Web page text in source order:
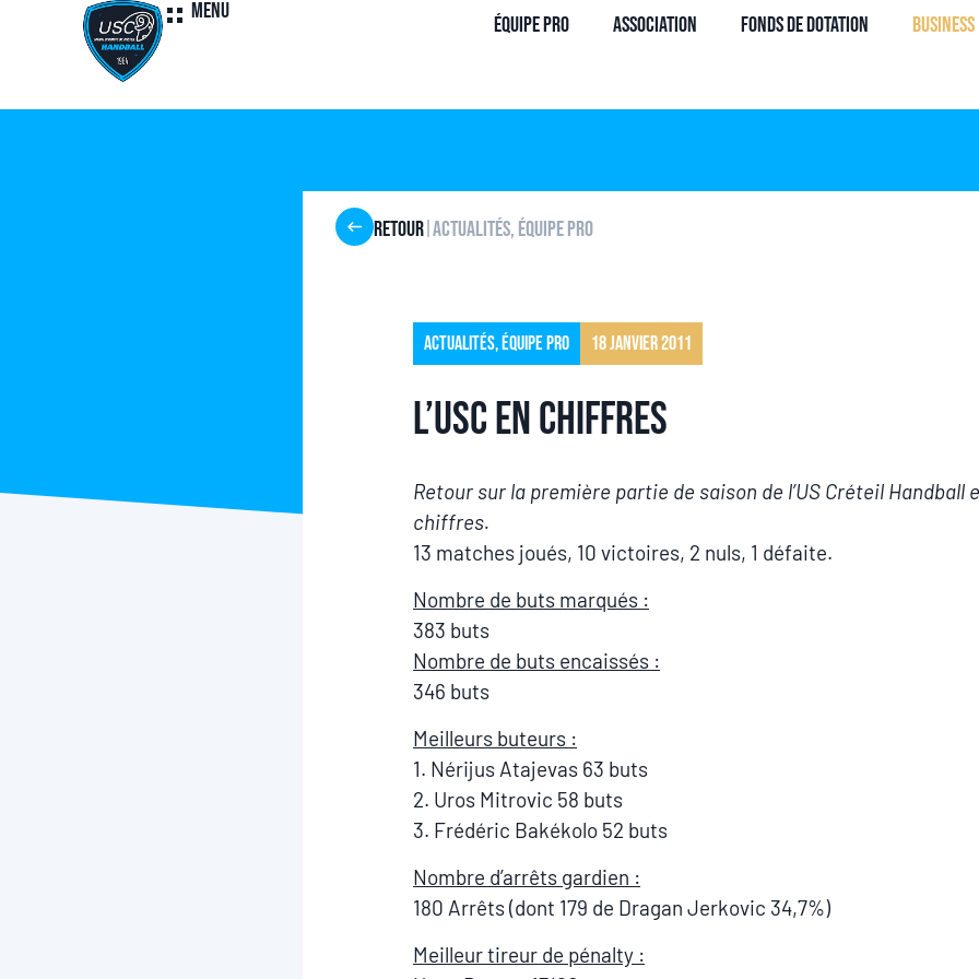
Menu
Équipe Pro Association Fonds de dotation Business
Retour Actualités, Équipe pro
Actualités, Équipe pro 18 janvier 2011
L’USC en chiffres
Retour sur la première partie de saison de l’US Créteil Handball
chiffres.
13 matches joués, 10 victoires, 2 nuls, 1 défaite.
Nombre de buts marqués :
383 buts
Nombre de buts encaissés :
346 buts
Meilleurs buteurs :
1. Nérijus Atajevas 63 buts
2. Uros Mitrovic 58 buts
3. Frédéric Bakékolo 52 buts
Nombre d’arrêts gardien :
180 Arrêts (dont 179 de Dragan Jerkovic 34,7%)
Meilleur tireur de pénalty :